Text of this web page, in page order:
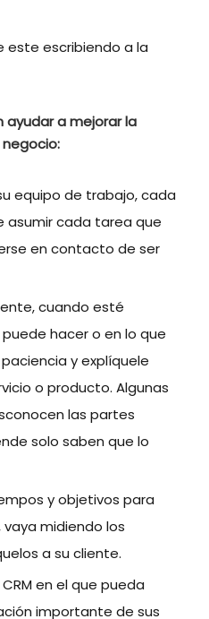
este escribiendo a la
ayudar a mejorar la
equipo de trabajo, cada
asumir cada tarea que
en contacto de ser
cuando esté
hacer o en lo que
y explíquele
o producto. Algunas
las partes
solo saben que lo
y objetivos para
midiendo los
a su cliente.
en el que pueda
importante de sus